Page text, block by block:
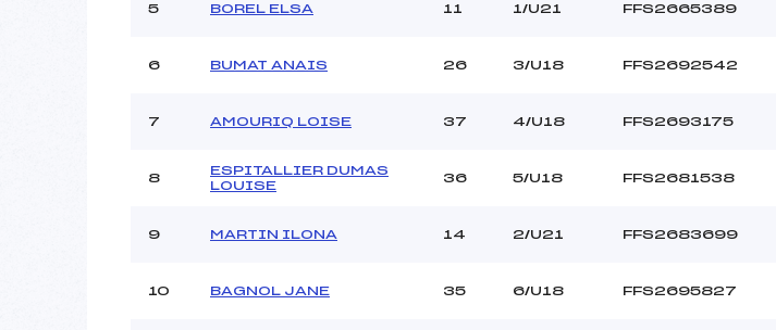
Météo :
–
Pénalité appliquée :
78.2700
5 BOREL ELSA 11 1/U21 FFS2665389
6 BUMAT ANAIS 26 3/U18 FFS2692542
7 AMOURIQ LOISE 37 4/U18 FFS2693175
8
ESPITALLIER DUMAS
LOUISE
36 5/U18 FFS2681538
9 MARTIN ILONA 14 2/U21 FFS2683699
10 BAGNOL JANE 35 6/U18 FFS2695827